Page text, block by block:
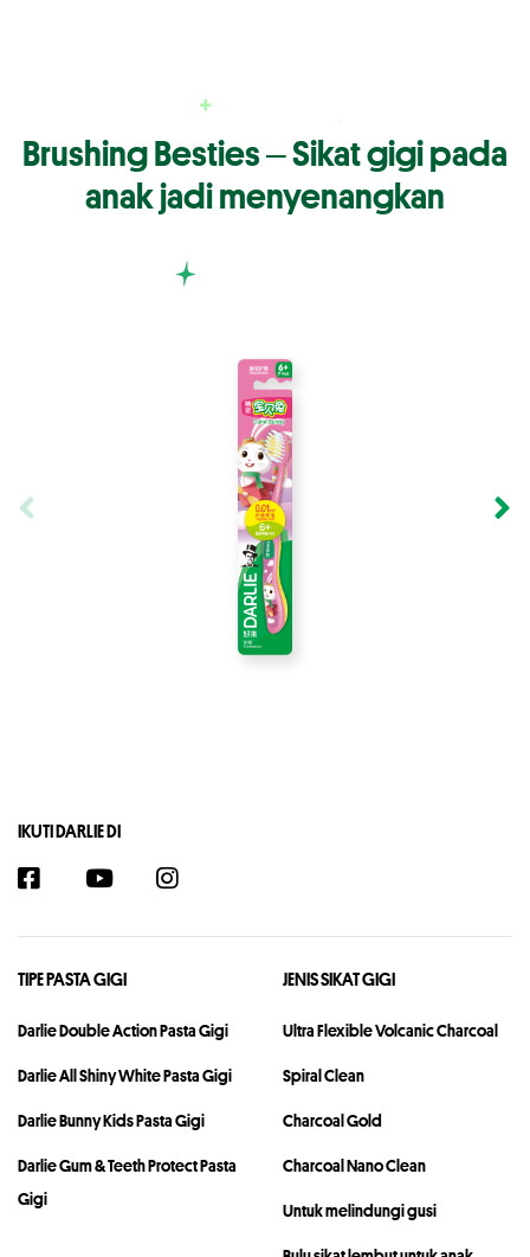
Brushing Besties ‒ Sikat gigi pada
anak jadi menyenangkan
IKUTI DARLIE DI
TIPE PASTA GIGI
Darlie Double Action Pasta Gigi
Darlie All Shiny White Pasta Gigi
Darlie Bunny Kids Pasta Gigi
Darlie Gum & Teeth Protect Pasta
Gigi
JENIS SIKAT GIGI
Ultra Flexible Volcanic Charcoal
Spiral Clean
Charcoal Gold
Charcoal Nano Clean
Untuk melindungi gusi